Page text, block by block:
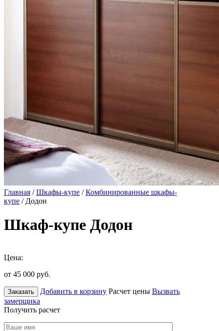
Главная /Шкафы-купе /Комбинированные шкафы-
купе / Додон
Шкаф-купе Додон
Цена:
от 45 000 руб.
Заказать Добавить в корзину Расчет цены Вызвать
замерщика
Получить расчет